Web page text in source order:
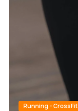
Running - CrossFit